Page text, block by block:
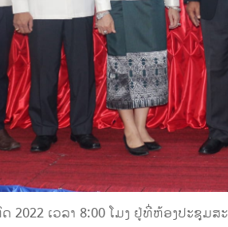
2022 ເວລາ 8:00 ໂມງ ຢູ່ທີ່ຫ້ອງປະຊຸ